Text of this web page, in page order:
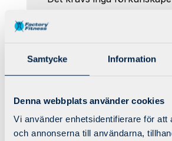
Samtycke Information
Denna webbplats använder cookies
Vi använder enhetsidentifierare för att
och annonserna till användarna,
(filtar block och mattor
sitta i den ställning man
bekväm. Föredrar man att
går det också bra.